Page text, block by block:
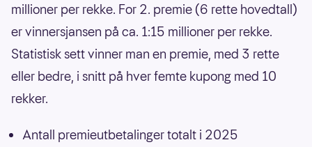
millioner per rekke. For 2. premie (6 rette hovedtall)
er vinnersjansen på ca. 1:15 millioner per rekke.
Statistisk sett vinner man en premie, med 3 rette
eller bedre, i snitt på hver femte kupong med 10
rekker.
Antall premieutbetalinger totalt i 2025